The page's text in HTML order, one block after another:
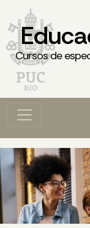
Cursos de